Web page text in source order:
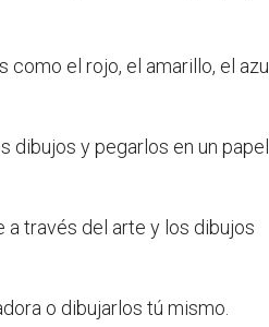
el rojo, el amarillo, el azul
dibujos y pegarlos en un papel
a través del arte y los dibujos
o dibujarlos tú mismo.